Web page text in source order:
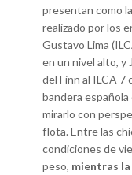
presentan como
realizado por los
Gustavo Lima
en un nivel alto, y
del Finn al ILCA 7
bandera
mirarlo con
flota. Entre las
condiciones de
peso, mientras la